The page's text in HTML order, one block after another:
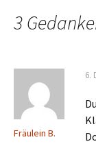
3
Fräulein B.
6.